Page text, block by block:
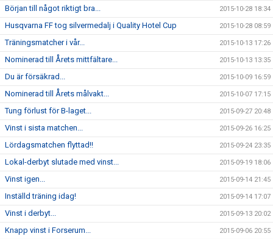
Början till något riktigt bra... 2015-10-28 18:34
Husqvarna FF tog silvermedalj i Quality Hotel Cup 2015-10-28 08:59
Träningsmatcher i vår... 2015-10-13 17:26
Nominerad till Årets mittfältare... 2015-10-13 13:35
Du är försäkrad... 2015-10-09 16:59
Nominerad till Årets målvakt... 2015-10-07 17:15
Tung förlust för B-laget... 2015-09-27 20:48
Vinst i sista matchen... 2015-09-26 16:25
Lördagsmatchen flyttad!! 2015-09-24 23:35
Lokal-derbyt slutade med vinst... 2015-09-19 18:06
Vinst igen... 2015-09-14 21:45
Inställd träning idag! 2015-09-14 17:07
Vinst i derbyt... 2015-09-13 20:02
Knapp vinst i Forserum... 2015-09-06 20:55